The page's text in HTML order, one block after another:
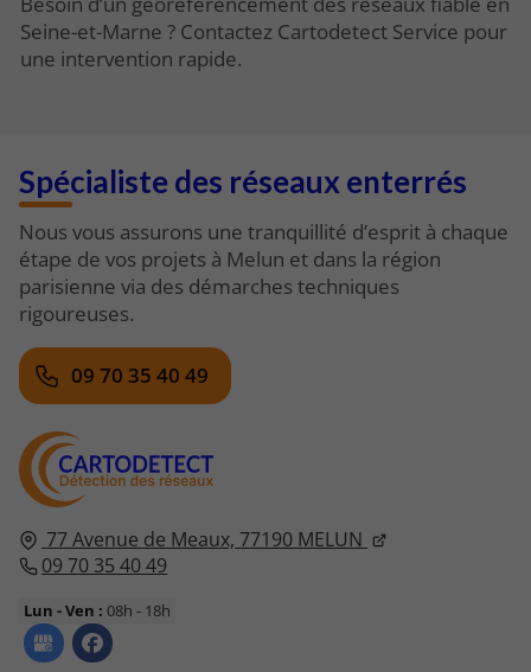
Seine-et-Marne ? Contactez Cartodetect Service pour
une intervention rapide.
77 Avenue de Meaux, 77190 MELUN
09 70 35 40 49
Lun - Ven : 08h - 18h
Spécialiste des réseaux enterrés
Nous vous assurons une tranquillité d’esprit à chaque
étape de vos projets à Melun et dans la région
parisienne via des démarches techniques
rigoureuses.
09 70 35 40 49